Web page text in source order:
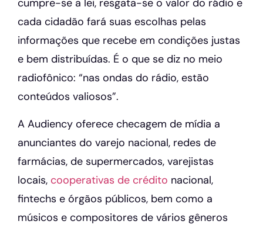
cumpre-se a lei, resgata-se o valor do rádio e
cada cidadão fará suas escolhas pelas
informações que recebe em condições justas
e bem distribuídas. É o que se diz no meio
radiofônico: “nas ondas do rádio, estão
conteúdos valiosos”.
A Audiency oferece checagem de mídia a
anunciantes do varejo nacional, redes de
farmácias, de supermercados, varejistas
locais, cooperativas de crédito nacional,
fintechs e órgãos públicos, bem como a
músicos e compositores de vários gêneros